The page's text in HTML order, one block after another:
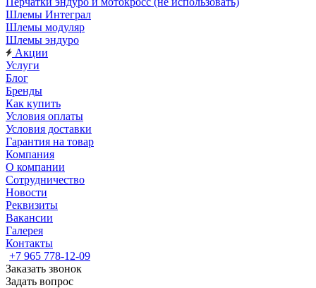
Шлемы Интеграл
Шлемы модуляр
Шлемы эндуро
Акции
Услуги
Блог
Бренды
Как купить
Условия оплаты
Условия доставки
Гарантия на товар
Компания
О компании
Сотрудничество
Новости
Реквизиты
Вакансии
Галерея
Контакты
+7 965 778-12-09
Заказать звонок
Задать вопрос